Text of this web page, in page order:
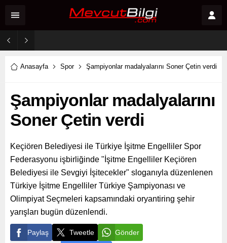
Anasayfa Spor Şampiyonlar madalyalarını Soner Çetin verdi
Şampiyonlar madalyalarını
Soner Çetin verdi
Keçiören Belediyesi ile Türkiye İşitme Engelliler Spor
Federasyonu işbirliğinde "İşitme Engelliler Keçiören
Belediyesi ile Sevgiyi İşitecekler" sloganıyla düzenlenen
Türkiye İşitme Engelliler Türkiye Şampiyonası ve
Olimpiyat Seçmeleri kapsamındaki oryantiring şehir
yarışları bugün düzenlendi.
Paylaş Tweetle Gönder